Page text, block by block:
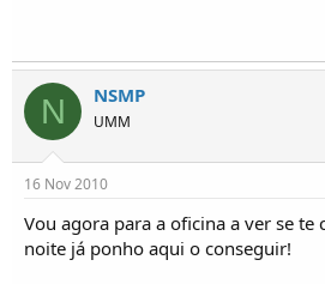
N NSMP
UMM
16 Nov 2010
Vou agora para a oficina a ver se te
noite já ponho aqui o conseguir!